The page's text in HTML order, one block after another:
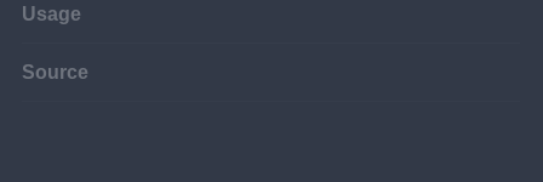
Usage
Source